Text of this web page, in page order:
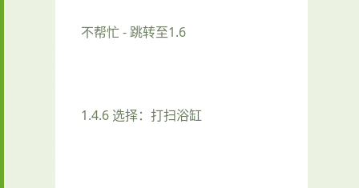
不帮忙 - 跳转至1.6
1.4.6 选择：打扫浴缸